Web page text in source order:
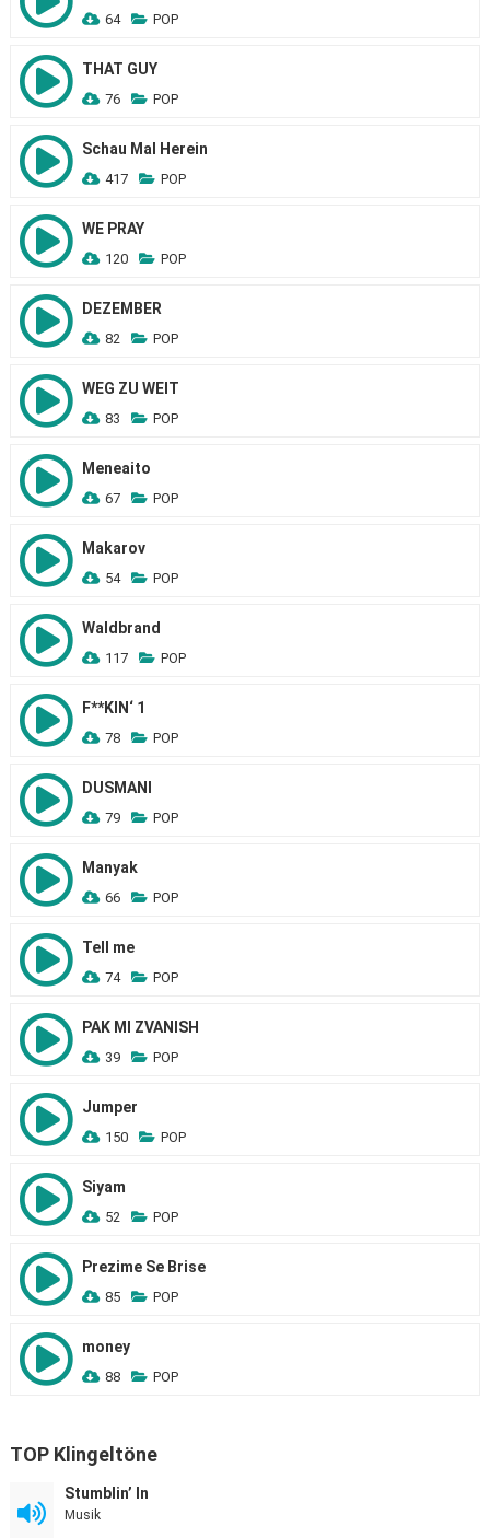
64 POP
THAT GUY
76 POP
Schau Mal Herein
417 POP
WE PRAY
120 POP
DEZEMBER
82 POP
WEG ZU WEIT
83 POP
Meneaito
67 POP
Makarov
54 POP
Waldbrand
117 POP
F**KIN‘ 1
78 POP
DUSMANI
79 POP
Manyak
66 POP
Tell me
74 POP
PAK MI ZVANISH
39 POP
Jumper
150 POP
Siyam
52 POP
Prezime Se Brise
85 POP
money
88 POP
TOP Klingeltöne
Stumblin’ In
Musik